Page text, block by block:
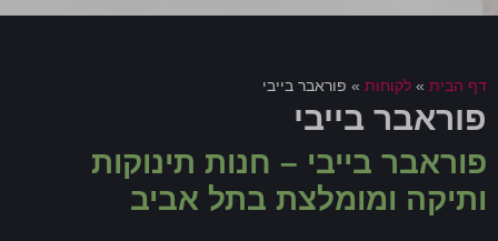
דף הבית » לקוחות » פוראבר בייבי
פוראבר בייבי
פוראבר בייבי – חנות תינוקות
ותיקה ומומלצת בתל אביב